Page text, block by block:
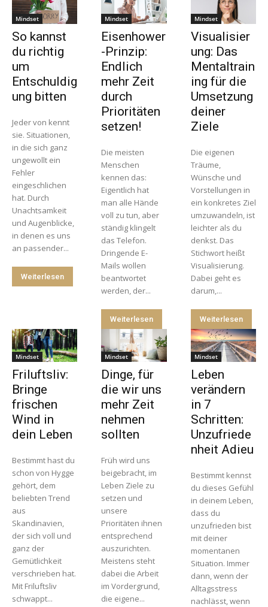
Mindset
So kannst
du richtig
um
Entschuldig
ung bitten
Jeder von kennt
sie. Situationen,
in die sich ganz
ungewollt ein
Fehler
eingeschlichen
hat. Durch
Unachtsamkeit
und Augenblicke,
in denen es uns
an passender...
Weiterlesen
Mindset
Eisenhower
-Prinzip:
Endlich
mehr Zeit
durch
Prioritäten
setzen!
Die meisten
Menschen
kennen das:
Eigentlich hat
man alle Hände
voll zu tun, aber
ständig klingelt
das Telefon.
Dringende E-
Mails wollen
beantwortet
werden, der...
Weiterlesen
Mindset
Visualisier
ung: Das
Mentaltrain
ing für die
Umsetzung
deiner
Ziele
Die eigenen
Träume,
Wünsche und
Vorstellungen in
ein konkretes Ziel
umzuwandeln, ist
leichter als du
denkst. Das
Stichwort heißt
Visualisierung.
Dabei geht es
darum,...
Weiterlesen
Mindset
Friluftsliv:
Bringe
frischen
Wind in
dein Leben
Bestimmt hast du
schon von Hygge
gehört, dem
beliebten Trend
aus
Skandinavien,
der sich voll und
ganz der
Gemütlichkeit
verschrieben hat.
Mit Friluftsliv
schwappt...
Mindset
Dinge, für
die wir uns
mehr Zeit
nehmen
sollten
Früh wird uns
beigebracht, im
Leben Ziele zu
setzen und
unsere
Prioritäten ihnen
entsprechend
auszurichten.
Meistens steht
dabei die Arbeit
im Vordergrund,
die eigene...
Mindset
Leben
verändern
in 7
Schritten:
Unzufriede
nheit Adieu
Bestimmt kennst
du dieses Gefühl
in deinem Leben,
dass du
unzufrieden bist
mit deiner
momentanen
Situation. Immer
dann, wenn der
Alltagsstress
nachlässt, wenn